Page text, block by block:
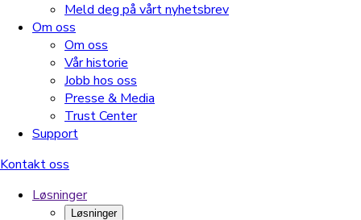
Meld deg på vårt nyhetsbrev
Om oss
Om oss
Vår historie
Jobb hos oss
Presse & Media
Trust Center
Support
Kontakt oss
Løsninger
Løsninger